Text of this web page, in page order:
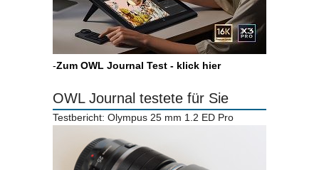
-Zum OWL Journal Test - klick hier
OWL Journal testete für Sie
Testbericht: Olympus 25 mm 1.2 ED Pro